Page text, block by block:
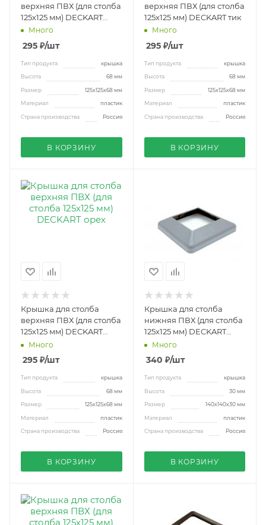
верхняя ПВХ (для столба
125х125 мм) DECKART
графит
Много
295 ₽/шт
Тип продукта крышка
Высота 68 мм
Размер 125х125х68 мм
Материал пластик
Страна производства Россия
В КОРЗИНУ
верхняя ПВХ (для столба
125х125 мм) DECKART тик
Много
295₽/шт
Тип продукта крышка
Высота 68 мм
Размер 125х125х68 мм
Материал пластик
Страна производства Россия
В КОРЗИНУ
Крышка для столба
верхняя ПВХ (для столба
125х125 мм) DECKART
орехМного
295 ₽/шт
Тип продукта крышка
Высота 68 мм
Размер 125х125х68 мм
Материал пластик
Страна производства Россия
В КОРЗИНУ
Крышка для столба
нижняя ПВХ (для столба
125х125 мм) DECKART
серая
Много
340 ₽/шт
Тип продукта крышка
Высота 30 мм
Размер 140х140х30 мм
Материал пластик
Страна производства Россия
В КОРЗИНУ